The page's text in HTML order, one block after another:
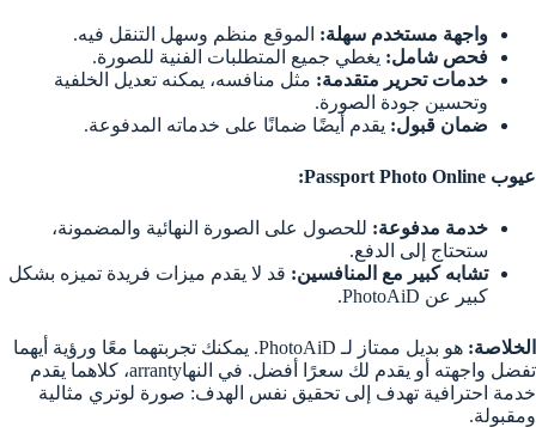
واجهة مستخدم سهلة: الموقع منظم وسهل التنقل فيه.
فحص شامل: يغطي جميع المتطلبات الفنية للصورة.
خدمات تحرير متقدمة: مثل منافسه، يمكنه تعديل الخلفية
وتحسين جودة الصورة.
ضمان قبول: يقدم أيضًا ضمانًا على خدماته المدفوعة.
عيوب Passport Photo Online:
خدمة مدفوعة: للحصول على الصورة النهائية والمضمونة،
ستحتاج إلى الدفع.
تشابه كبير مع المنافسين: قد لا يقدم ميزات فريدة تميزه بشكل
كبير عن PhotoAiD.
الخلاصة:
هو بديل ممتاز لـ PhotoAiD. يمكنك تجربتهما معًا ورؤية أيهما
تفضل واجهته أو يقدم لك سعرًا أفضل. في النهاarranty، كلاهما يقدم
خدمة احترافية تهدف إلى تحقيق نفس الهدف: صورة لوتري مثالية
ومقبولة.